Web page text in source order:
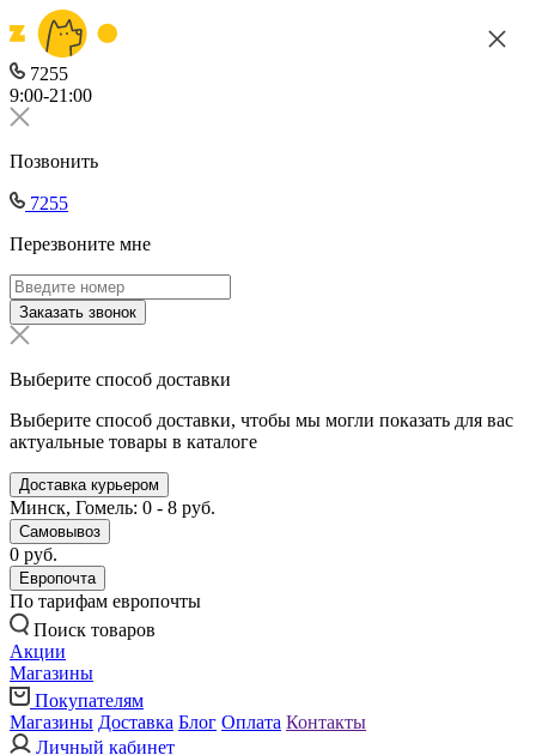
7255
9:00-21:00
Позвонить
7255
Перезвоните мне
Заказать звонок
Выберите способ доставки
Выберите способ доставки, чтобы мы могли показать для вас
актуальные товары в каталоге
Доставка курьером
Минск, Гомель: 0 - 8 руб.
Самовывоз
0 руб.
Европочта
По тарифам европочты
Поиск товаров
Акции
Магазины
Покупателям
Магазины Доставка Блог Оплата Контакты
Личный кабинет